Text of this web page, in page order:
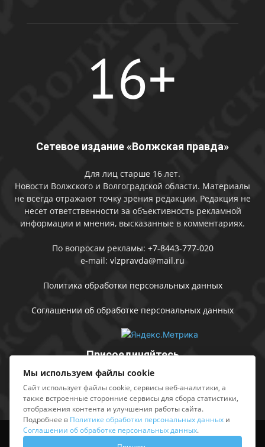
Сетевое издание «Волжская правда»
Для лиц старше 16 лет.
Новости Волжского и Волгоградской области. Материалы
не всегда отражают точку зрения редакции. Редакция не
несет ответственности за объективность рекламной
информации и мнения, высказанные в комментариях.
По вопросам рекламы: +7-8443-777-020
e-mail: vlzpravda@mail.ru
Политика обработки персональных данных
Соглашении об обработке персональных данных
Присоединяйтесь
Выходные данные Sing in
Мы используем файлы cookie
Сайт использует файлы cookie, сервисы веб-аналитики, а
также встроенные сторонние сервисы для сбора статистики,
отображения контента и улучшения работы сайта.
Подробнее в Политике обработки персональных данных и
Соглашении об обработке персональных данных.